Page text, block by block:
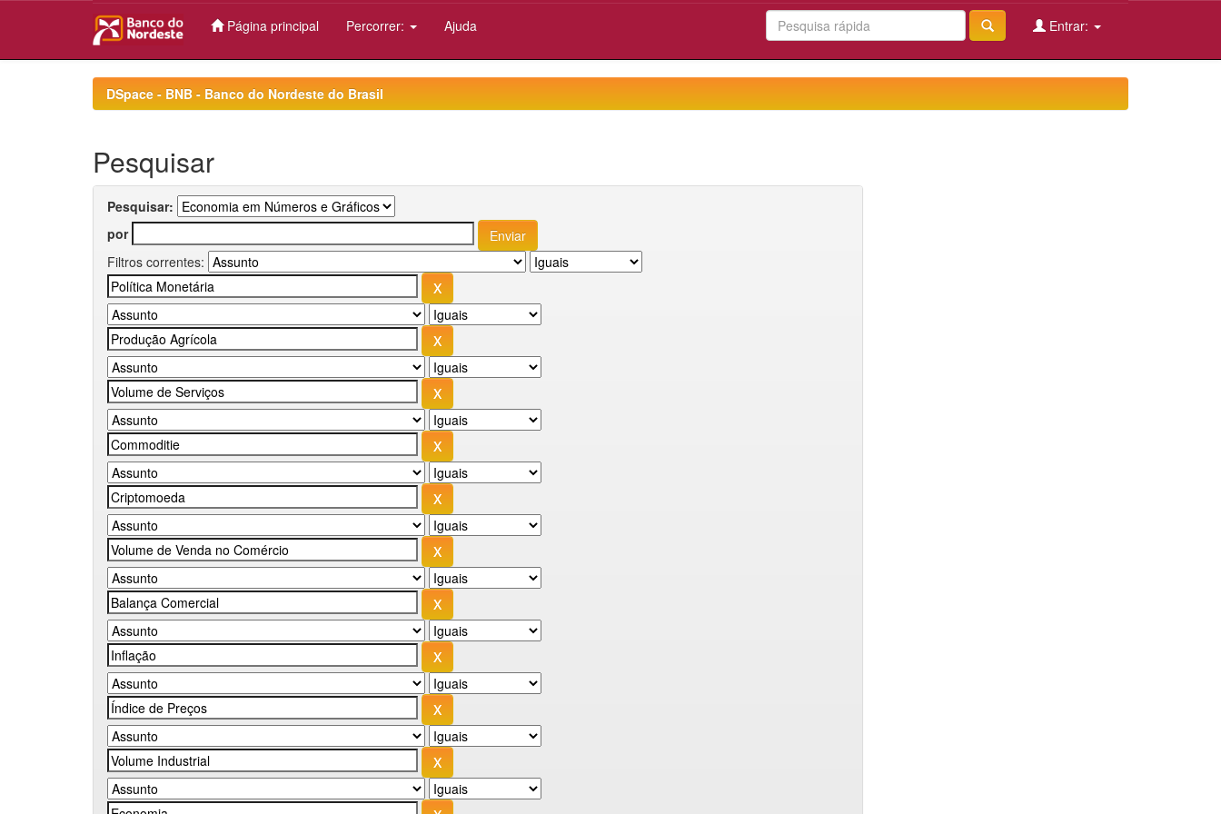
Página principal Percorrer: Ajuda Entrar:
DSpace - BNB - Banco do Nordeste do Brasil
Pesquisar
Pesquisar:
por
Filtros correntes: